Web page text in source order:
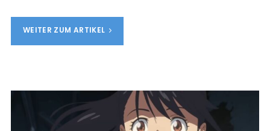
WEITER ZUM ARTIKEL